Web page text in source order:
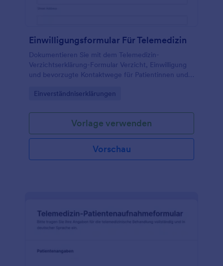
Einwilligungsformular Für Telemedizin
Dokumentieren Sie mit dem Telemedizin-
Verzichtserklärung-Formular Verzicht, Einwilligung
und bevorzugte Kontaktwege für Patientinnen und
Datenerfassung und jede Formularantwort zentral.
Go to Category:
Einverständniserklärungen
Vorlage verwenden
Vorschau